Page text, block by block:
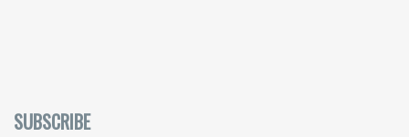
SUBSCRIBE